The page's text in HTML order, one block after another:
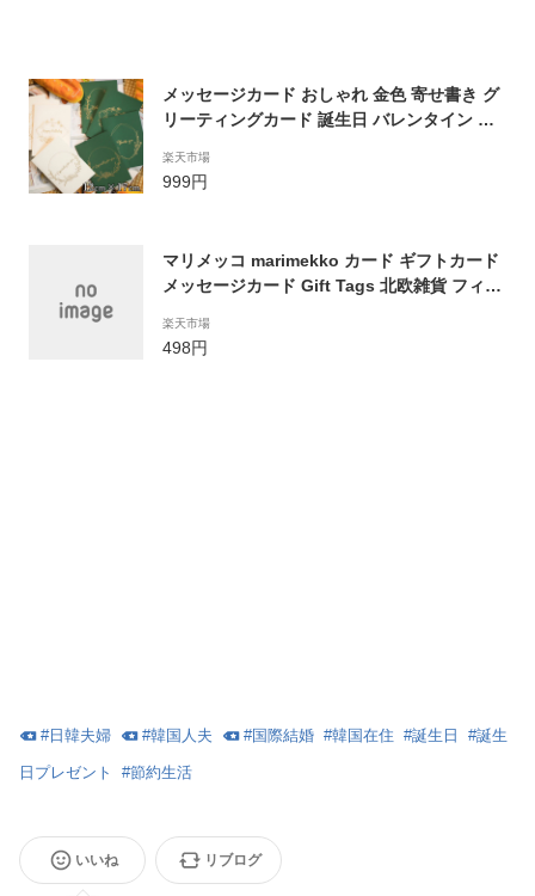
メッセージカード おしゃれ 金色 寄せ書き グ
リーティングカード 誕生日 バレンタイン お
父の日 母の日 ギフト 花束 誕生日カード 出産
祝い 多目的カード ポストカード ウェディン
楽天市場
999円
マリメッコ marimekko カード ギフトカード
メッセージカード Gift Tags 北欧雑貨 フィン
房具 筆記具 筆記用具 正規品 ブランド 記念品
新品 新作 2022年 プレゼント 実用的 注目ア
楽天市場
498円
#日韓夫婦 #韓国人夫 #国際結婚 #韓国在住 #誕生日 #誕生
日プレゼント #節約生活
いいね リブログ